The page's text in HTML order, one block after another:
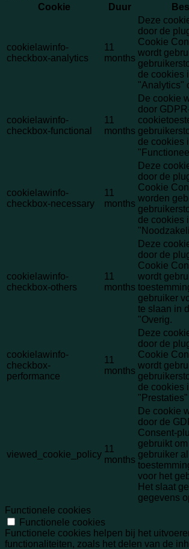
Cookie
Duur
cookielawinfo-
checkbox-analytics
11
months
Deze
door de
Cookie
wordt
de cookies
"Analytics"
cookielawinfo-
checkbox-functional
11
months
De cookie
door
de cookies
cookielawinfo-
checkbox-necessary
11
months
Deze
door de
Cookie
worden
de cookies
cookielawinfo-
checkbox-others
11
months
Deze
door de
Cookie
wordt
gebruiker
te slaan in
"Overig.
cookielawinfo-
checkbox-
performance
11
months
Deze
door de
Cookie
wordt
de cookies
viewed_cookie_policy
11
months
De cookie
door de
Consent-
gebruikt
gebruiker
voor het
Het slaat
gegevens
Functionele cookies
Functionele cookies
Functionele cookies helpen bij het
functionaliteiten, zoals het delen van de